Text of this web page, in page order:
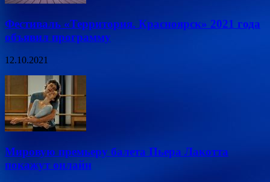
Фестиваль «Территория. Красноярск» 2021 года
объявил программу
12.10.2021
Мировую премьеру балета Пьера Лакотта
покажут онлайн